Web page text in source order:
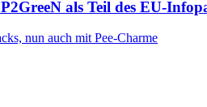
als Teil des EU-
nun auch mit Pee-Charme